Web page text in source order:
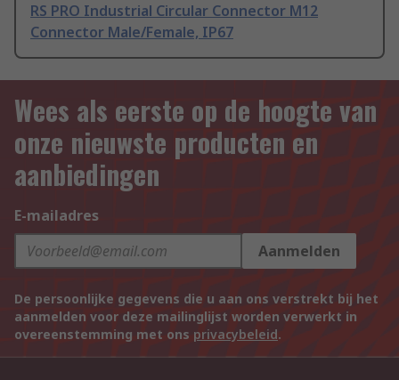
RS PRO Industrial Circular Connector M12
Connector Male/Female, IP67
Wees als eerste op de hoogte van
onze nieuwste producten en
aanbiedingen
E-mailadres
Aanmelden
De persoonlijke gegevens die u aan ons verstrekt bij het
aanmelden voor deze mailinglijst worden verwerkt in
overeenstemming met ons privacybeleid.